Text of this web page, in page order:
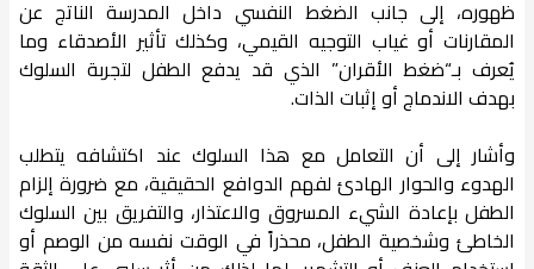
ظهوره، إلى جانب الضغط النفسي داخل المدرسة الناتج عن
المقارنات أو غياب التوجيه القيمي، وكذلك تأثير الأصدقاء وما
يُعرف بـ“ضغط الأقران” الذي قد يدفع الطفل لتجربة السلوك
بهدف الاندماج أو إثبات الذات.
وأشار إلى أن التعامل مع هذا السلوك عند اكتشافه يتطلب
الهدوء والحوار الهادئ لفهم الدوافع الحقيقية، مع ضرورة إلزام
الطفل بإعادة الشيء المسروق والاعتذار، والتفريق بين السلوك
الخاطئ وشخصية الطفل، محذراً في الوقت نفسه من الوصم أو